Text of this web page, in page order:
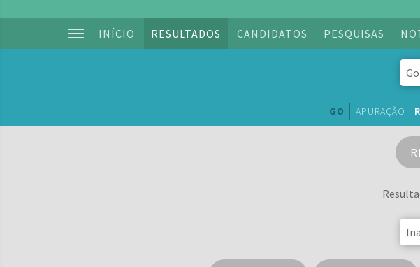
INÍCIO RESULTADOS CANDIDATOS PESQUISAS
GO APURAÇÃO